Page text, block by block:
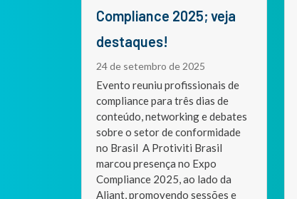
Compliance 2025; veja
destaques!
24 de setembro de 2025
Evento reuniu profissionais de
compliance para três dias de
conteúdo, networking e debates
sobre o setor de conformidade
no Brasil A Protiviti Brasil
marcou presença no Expo
Compliance 2025, ao lado da
Aliant, promovendo sessões e